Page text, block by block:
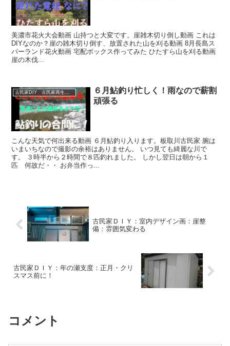
美濃市花火大会動画 山持つと大変です。崖雑木切り倒し動画 これは
DIYなのか？崖の雑木切り倒す、放置された山を刈る動画 8月長島ス
パーランド花火動画 宅配ボックス作ってみた ひたすら山を刈る動画
崖の木伐...
古民家DIY 古民家再生 別荘 リフォーム 小屋 薪ストーブ
６月鮎釣り忙しく！雨なので薪割
頑張る
こんな天気で何出来る動画 ６月鮎釣り入ります。板取川古民家 腕は
いまいちなので撮影の余裕はありません。 いつ見ても綺麗な川で
す。 ３時半から２時間で８匹釣れました。 しかし翌日は朝から１
匹 何故だ・・ お弁当作っ...
古民家ＤＩＹ：室内デザイン画：崖整
備：雰囲気変わる
古民家ＤＩＹ：年の瀬支度：正月・クリ
スマス前に！
コメント